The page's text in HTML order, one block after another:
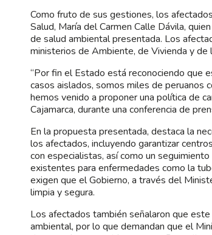
Como fruto de sus gestiones, los
Salud, María del Carmen Calle Dávila,
de salud ambiental presentada. Los
ministerios de Ambiente, de Vivienda y de
“Por fin el Estado está reconociendo que
casos aislados, somos miles de peruanos
hemos venido a proponer una política de
Cajamarca, durante una conferencia de
En la propuesta presentada, destaca la
los afectados, incluyendo garantizar
con especialistas, así como un
existentes para enfermedades como la
exigen que el Gobierno, a través del
limpia y segura.
Los afectados también señalaron que
ambiental, por lo que demandan que el